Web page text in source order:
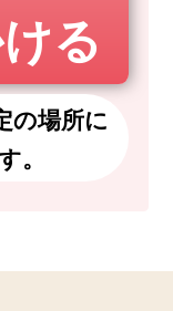
る
の場所に
。